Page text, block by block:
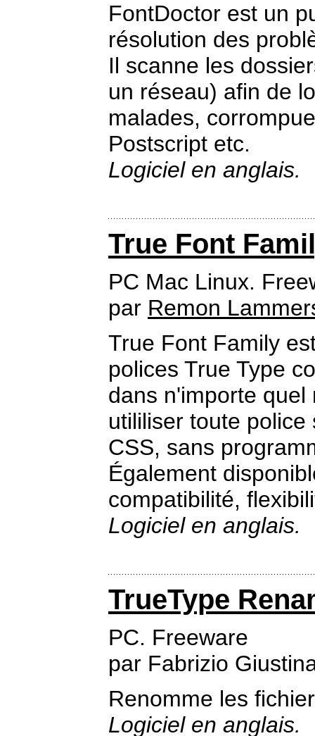
FontDoctor est un
résolution des
Il scanne les
un réseau) afin de
malades,
Postscript etc.
Logiciel en anglais.
True Font
PC Mac Linux.
par Remon
True Font Family
polices True Type
dans n'importe quel
utililiser toute
CSS, sans
Également
compatibilité,
Logiciel en anglais.
TrueType
PC. Freeware
par Fabrizio
Renomme les
Logiciel en anglais.